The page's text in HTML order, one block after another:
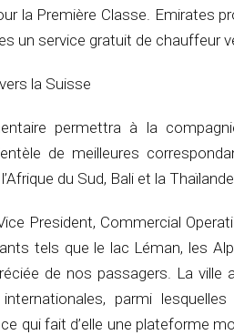
la Première Classe. Emirates
un service gratuit de chauffeur
la Suisse
permettra à la
de meilleures
du Sud, Bali et la
President, Commercial
tels que le lac Léman, les
de nos passagers. La ville
internationales, parmi
qui fait d’elle une plateforme